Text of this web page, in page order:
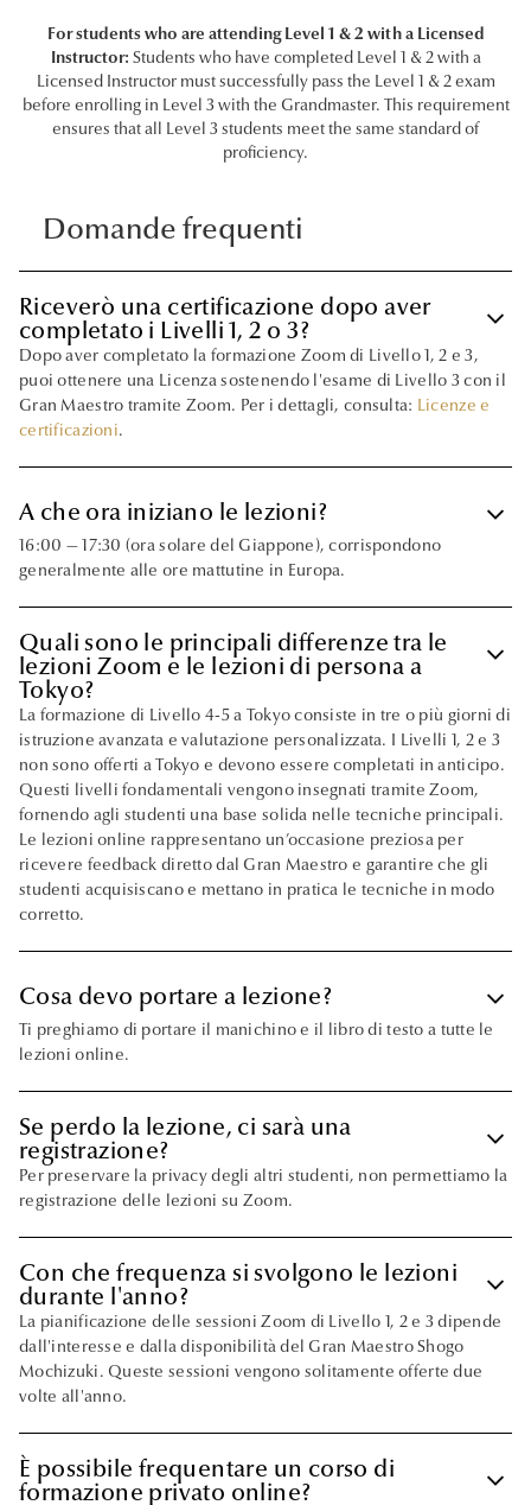
For students who are attending Level 1 & 2 with a Licensed
Instructor: Students who have completed Level 1 & 2 with a
Licensed Instructor must successfully pass the Level 1 & 2 exam
before enrolling in Level 3 with the Grandmaster. This requirement
ensures that all Level 3 students meet the same standard of
proficiency.
Domande frequenti
Riceverò una certificazione dopo aver
completato i Livelli 1, 2 o 3?
keyboard_arrow_down
Dopo aver completato la formazione Zoom di Livello 1, 2 e 3,
puoi ottenere una Licenza sostenendo l'esame di Livello 3 con il
Gran Maestro tramite Zoom. Per i dettagli, consulta: Licenze e
certificazioni.
A che ora iniziano le lezioni? keyboard_arrow_down
16:00 — 17:30 (ora solare del Giappone), corrispondono
generalmente alle ore mattutine in Europa.
Quali sono le principali differenze tra le
lezioni Zoom e le lezioni di persona a
Tokyo?
keyboard_arrow_down
La formazione di Livello 4-5 a Tokyo consiste in tre o più giorni di
istruzione avanzata e valutazione personalizzata. I Livelli 1, 2 e 3
non sono offerti a Tokyo e devono essere completati in anticipo.
Questi livelli fondamentali vengono insegnati tramite Zoom,
fornendo agli studenti una base solida nelle tecniche principali.
Le lezioni online rappresentano un’occasione preziosa per
ricevere feedback diretto dal Gran Maestro e garantire che gli
studenti acquisiscano e mettano in pratica le tecniche in modo
corretto.
Cosa devo portare a lezione? keyboard_arrow_down
Ti preghiamo di portare il manichino e il libro di testo a tutte le
lezioni online.
Se perdo la lezione, ci sarà una
registrazione?
keyboard_arrow_down
Per preservare la privacy degli altri studenti, non permettiamo la
registrazione delle lezioni su Zoom.
Con che frequenza si svolgono le lezioni
durante l'anno?
keyboard_arrow_down
La pianificazione delle sessioni Zoom di Livello 1, 2 e 3 dipende
dall'interesse e dalla disponibilità del Gran Maestro Shogo
Mochizuki. Queste sessioni vengono solitamente offerte due
volte all'anno.
È possibile frequentare un corso di
formazione privato online?
keyboard_arrow_down